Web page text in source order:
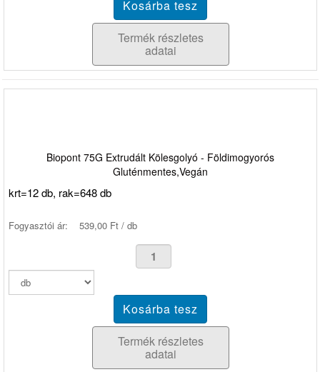
Termék részletes
adatai
Biopont 75G Extrudált Kölesgolyó - Földimogyorós
Gluténmentes,Vegán
krt=12 db, rak=648 db
Fogyasztói ár: 539,00 Ft / db
Termék részletes
adatai